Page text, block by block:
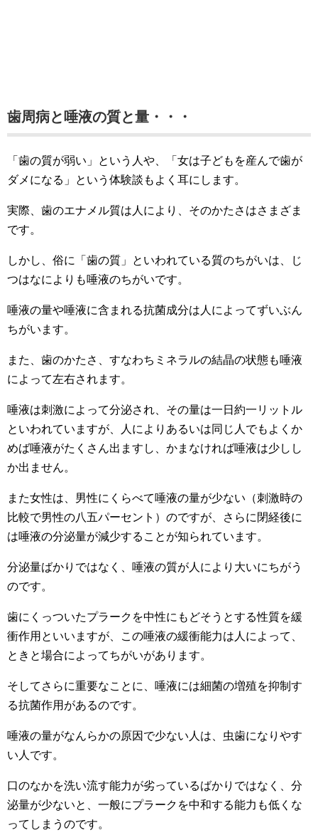
歯周病と唾液の質と量・・・
「歯の質が弱い」という人や、「女は子どもを産んで歯が
ダメになる」という体験談もよく耳にします。
実際、歯のエナメル質は人により、そのかたさはさまざま
です。
しかし、俗に「歯の質」といわれている質のちがいは、じ
つはなによりも唾液のちがいです。
唾液の量や唾液に含まれる抗菌成分は人によってずいぶん
ちがいます。
また、歯のかたさ、すなわちミネラルの結晶の状態も唾液
によって左右されます。
唾液は刺激によって分泌され、その量は一日約一リットル
といわれていますが、人によりあるいは同じ人でもよくか
めば唾液がたくさん出ますし、かまなければ唾液は少しし
か出ません。
また女性は、男性にくらべて唾液の量が少ない（刺激時の
比較で男性の八五パーセント）のですが、さらに閉経後に
は唾液の分泌量が減少することが知られています。
分泌量ばかりではなく、唾液の質が人により大いにちがう
のです。
歯にくっついたプラークを中性にもどそうとする性質を緩
衝作用といいますが、この唾液の緩衝能力は人によって、
ときと場合によってちがいがあります。
そしてさらに重要なことに、唾液には細菌の増殖を抑制す
る抗菌作用があるのです。
唾液の量がなんらかの原因で少ない人は、虫歯になりやす
い人です。
口のなかを洗い流す能力が劣っているばかりではなく、分
泌量が少ないと、一般にプラークを中和する能力も低くな
ってしまうのです。